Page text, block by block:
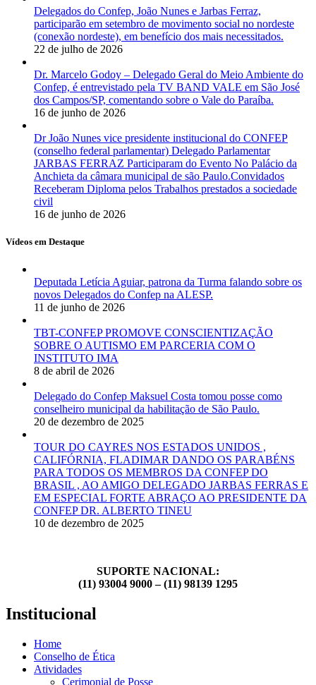
Delegados do Confep, João Nunes e Jarbas Ferraz,
participarão em setembro de movimento social no nordeste
(conexão nordeste), em benefício dos mais necessitados.
22 de julho de 2026
Dr. Marcelo Godoy – Delegado Geral do Meio Ambiente do
Confep, é entrevistado pela TV BAND VALE em São José
dos Campos/SP, comentando sobre o Vale do Paraíba.
16 de junho de 2026
Dr João Nunes vice presidente institucional do CONFEP
(conselho federal parlamentar) Delegado Parlamentar
JARBAS FERRAZ Participaram do Evento No Palácio da
Anchieta da câmara municipal de são Paulo.Convidados
Receberam Diploma pelos Trabalhos prestados a sociedade
civil
16 de junho de 2026
Vídeos em Destaque
Deputada Letícia Aguiar, patrona da Turma falando sobre os
novos Delegados do Confep na ALESP.
11 de junho de 2026
TBT-CONFEP PROMOVE CONSCIENTIZAÇÃO
SOBRE O AUTISMO EM PARCERIA COM O
INSTITUTO IMA
8 de abril de 2026
Delegado do Confep Maksuel Costa tomou posse como
conselheiro municipal da habilitação de São Paulo.
20 de dezembro de 2025
TOUR DO CAYRES NOS ESTADOS UNIDOS ,
CALIFÓRNIA, FLADIMAR DANDO OS PARABÉNS
PARA TODOS OS MEMBROS DA CONFEP DO
BRASIL , AO AMIGO DELEGADO JARBAS FERRAS E
EM ESPECIAL FORTE ABRAÇO AO PRESIDENTE DA
CONFEP DR. ALBERTO TINEU
10 de dezembro de 2025
SUPORTE NACIONAL:
(11) 93004 9000 – (11) 98139 1295
Institucional
Home
Conselho de Ética
Atividades
Cerimonial de Posse